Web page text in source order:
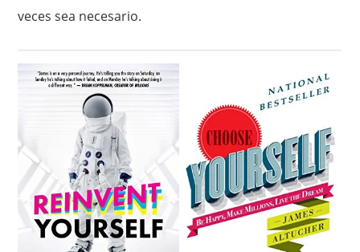
veces sea necesario.